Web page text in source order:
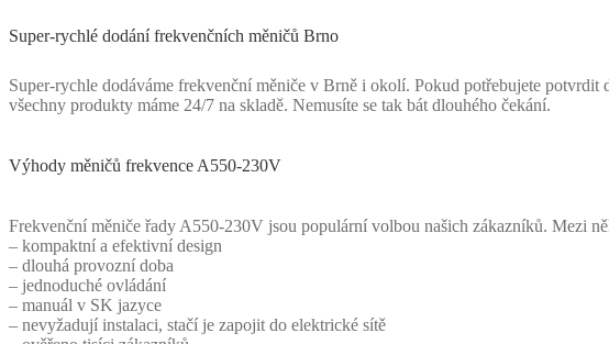
Super-rychlé dodání frekvenčních měničů Brno
Super-rychle dodáváme frekvenční měniče v Brně i okolí. Pokud potřebujete
všechny produkty máme 24/7 na skladě. Nemusíte se tak bát dlouhého čekání.
Výhody měničů frekvence A550-230V
Frekvenční měniče řady A550-230V jsou populární volbou našich zákazníků. Mezi
– kompaktní a efektivní design
– dlouhá provozní doba
– jednoduché ovládání
– manuál v SK jazyce
– nevyžadují instalaci, stačí je zapojit do elektrické sítě